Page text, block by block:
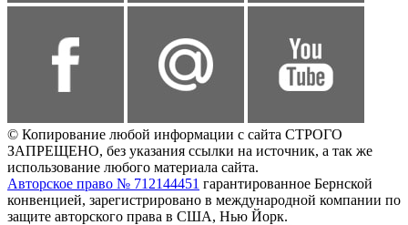
© Копирование любой информации с сайта СТРОГО
ЗАПРЕЩЕНО, без указания ссылки на источник, а так же
использование любого материала сайта.
Авторское право № 712144451 гарантированное Бернской
конвенцией, зарегистрировано в международной компании по
защите авторского права в США, Нью Йорк.